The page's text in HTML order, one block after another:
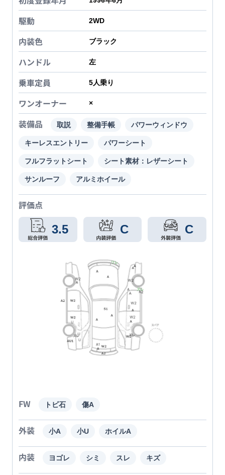
駆動 2WD
内装色 ブラック
ハンドル 左
乗車定員 5人乗り
ワンオーナー ×
装備品 取説 整備手帳 パワーウィンドウ
キーレスエントリー パワーシート
フルフラットシート シート素材：レザーシート
サンルーフ アルミホイール
評価点
3.5 C C
FW トビ石 傷A
外装 小A 小U ホイルA
内装 ヨゴレ シミ スレ キズ